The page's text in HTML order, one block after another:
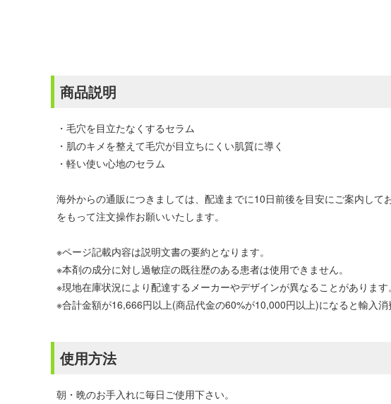
商品説明
・毛穴を目立たなくするセラム
・肌のキメを整えて毛穴が目立ちにくい肌質に導く
・軽い使い心地のセラム
海外からの通販につきましては、配達までに10日前後を目安にご案内し
をもって注文操作お願いいたします。
※ページ記載内容は説明文書の要約となります。
※本剤の成分に対し過敏症の既往歴のある患者は使用できません。
※現地在庫状況により配達するメーカーやデザインが異なることがあります。
※合計金額が16,666円以上(商品代金の60%が10,000円以上)になると輸入消
使用方法
朝・晩のお手入れに毎日ご使用下さい。